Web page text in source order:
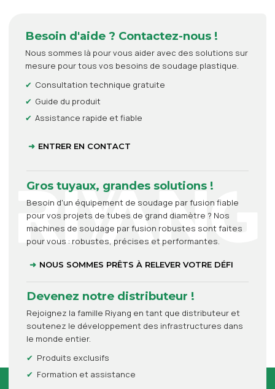
Besoin d'aide ? Contactez-nous !
Nous sommes là pour vous aider avec des solutions sur
mesure pour tous vos besoins de soudage plastique.
Consultation technique gratuite
Guide du produit
Assistance rapide et fiable
ENTRER EN CONTACT
Gros tuyaux, grandes solutions !
Besoin d'un équipement de soudage par fusion fiable
pour vos projets de tubes de grand diamètre ? Nos
machines de soudage par fusion robustes sont faites
pour vous : robustes, précises et performantes.
NOUS SOMMES PRÊTS À RELEVER VOTRE DÉFI
Devenez notre distributeur !
Rejoignez la famille Riyang en tant que distributeur et
soutenez le développement des infrastructures dans
le monde entier.
Produits exclusifs
Formation et assistance